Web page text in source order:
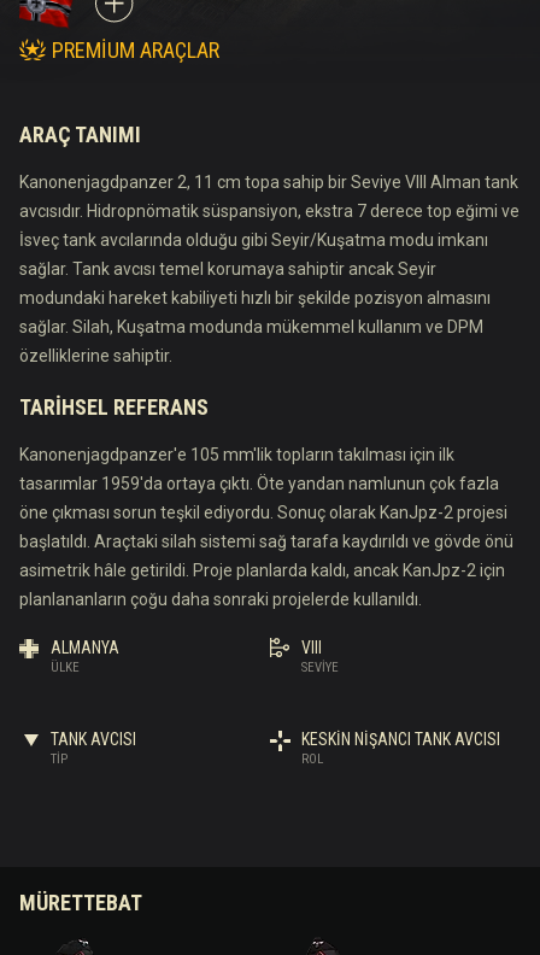
PREMIUM ARAÇLAR
ARAÇ TANIMI
Kanonenjagdpanzer 2, 11 cm topa sahip bir Seviye VIII Alman tank
avcısıdır. Hidropnömatik süspansiyon, ekstra 7 derece top eğimi ve
İsveç tank avcılarında olduğu gibi Seyir/Kuşatma modu imkanı
sağlar. Tank avcısı temel korumaya sahiptir ancak Seyir
modundaki hareket kabiliyeti hızlı bir şekilde pozisyon almasını
sağlar. Silah, Kuşatma modunda mükemmel kullanım ve DPM
özelliklerine sahiptir.
TARIHSEL REFERANS
Kanonenjagdpanzer'e 105 mm'lik topların takılması için ilk
tasarımlar 1959'da ortaya çıktı. Öte yandan namlunun çok fazla
öne çıkması sorun teşkil ediyordu. Sonuç olarak KanJpz-2 projesi
başlatıldı. Araçtaki silah sistemi sağ tarafa kaydırıldı ve gövde önü
asimetrik hâle getirildi. Proje planlarda kaldı, ancak KanJpz-2 için
planlananların çoğu daha sonraki projelerde kullanıldı.
ÜLKE
ALMANYA
SEVIYE
VIII
TIP
TANK AVCISI
ROL
KESKIN NIŞANCI TANK AVCISI
MÜRETTEBAT